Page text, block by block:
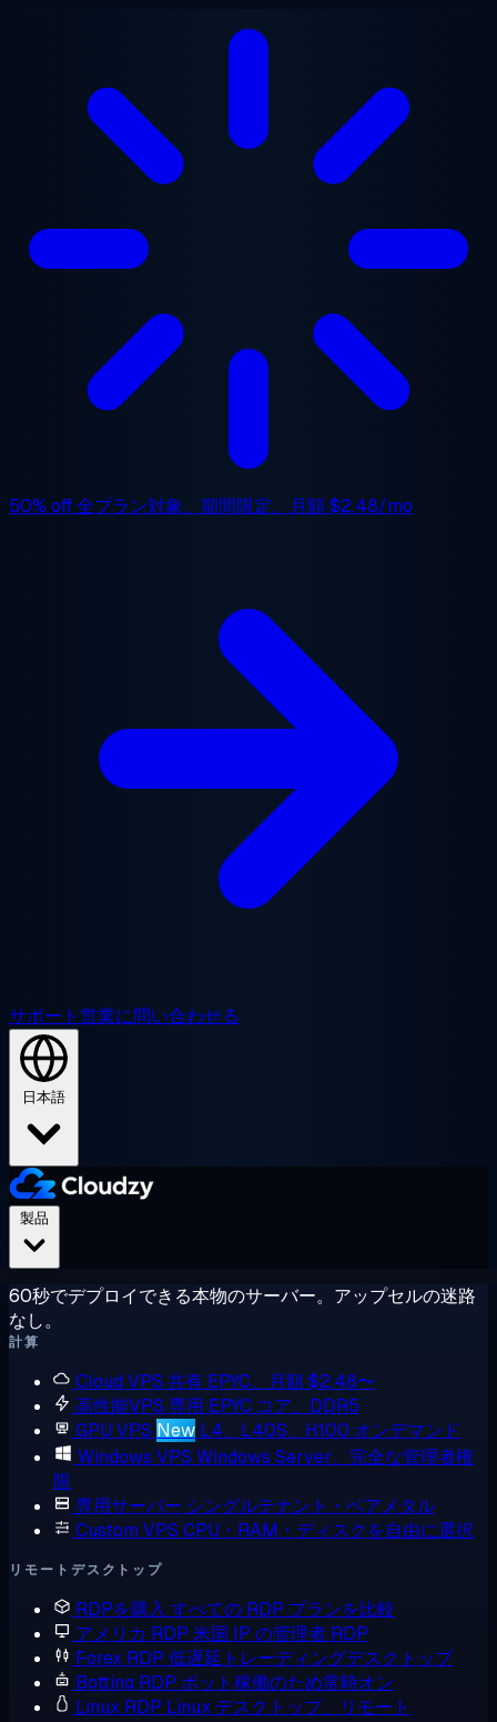
50% off全プラン対象、期間限定。月額$2.48/mo
サポート営業に問い合わせる
日本語
60秒でデプロイできる本物のサーバー。アップセルの迷路
なし。
計算
Cloud VPS 共有 EPYC、月額 $2.48〜
高性能VPS 専用 EPYC コア、DDR5
GPU VPS New L4、L40S、H100 オンデマンド
Windows VPS Windows Server、完全な管理者権
限
専用サーバー シングルテナント・ベアメタル
Custom VPS CPU・RAM・ディスクを自由に選択
リモートデスクトップ
RDPを購入 すべての RDP プランを比較
アメリカ RDP 米国 IP の管理者 RDP
Forex RDP 低遅延トレーディングデスクトップ
Botting RDP ボット稼働のため常時オン
Linux RDP Linux デスクトップ、リモート